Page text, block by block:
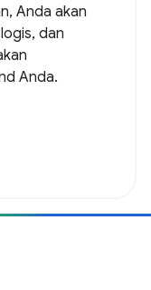
Anda akan
dan
Anda.